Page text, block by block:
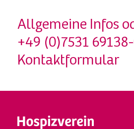
Allgemeine Infos
+49 (0)7531
Kontaktformular